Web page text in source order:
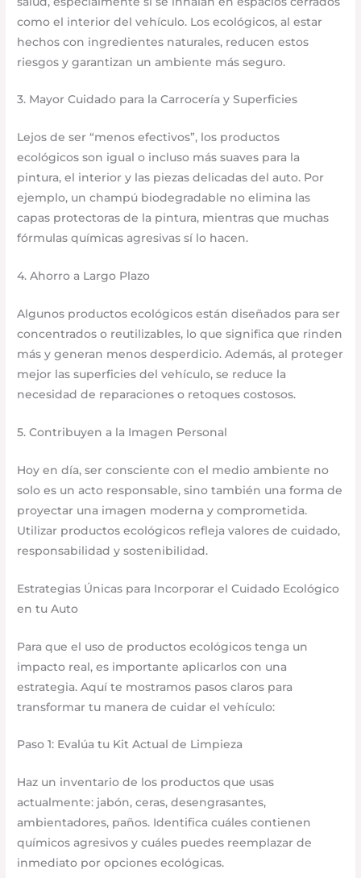
como el interior del vehículo. Los ecológicos, al estar
hechos con ingredientes naturales, reducen estos
riesgos y garantizan un ambiente más seguro.
3. Mayor Cuidado para la Carrocería y Superficies
Lejos de ser “menos efectivos”, los productos
ecológicos son igual o incluso más suaves para la
pintura, el interior y las piezas delicadas del auto. Por
ejemplo, un champú biodegradable no elimina las
capas protectoras de la pintura, mientras que muchas
fórmulas químicas agresivas sí lo hacen.
4. Ahorro a Largo Plazo
Algunos productos ecológicos están diseñados para ser
concentrados o reutilizables, lo que significa que rinden
más y generan menos desperdicio. Además, al proteger
mejor las superficies del vehículo, se reduce la
necesidad de reparaciones o retoques costosos.
5. Contribuyen a la Imagen Personal
Hoy en día, ser consciente con el medio ambiente no
solo es un acto responsable, sino también una forma de
proyectar una imagen moderna y comprometida.
Utilizar productos ecológicos refleja valores de cuidado,
responsabilidad y sostenibilidad.
Estrategias Únicas para Incorporar el Cuidado Ecológico
en tu Auto
Para que el uso de productos ecológicos tenga un
impacto real, es importante aplicarlos con una
estrategia. Aquí te mostramos pasos claros para
transformar tu manera de cuidar el vehículo:
Paso 1: Evalúa tu Kit Actual de Limpieza
Haz un inventario de los productos que usas
actualmente: jabón, ceras, desengrasantes,
ambientadores, paños. Identifica cuáles contienen
químicos agresivos y cuáles puedes reemplazar de
inmediato por opciones ecológicas.